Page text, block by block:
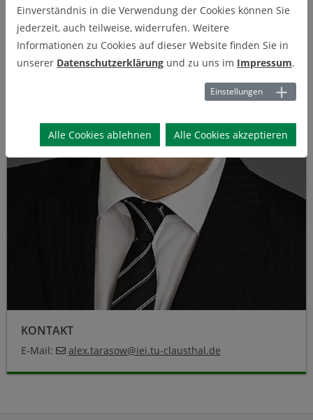
KONTAKT
E-Mail: alex.tarasow@iei.tu-clausthal.de
Einverständnis in die Verwendung der Cookies können Sie
jederzeit, auch teilweise, widerrufen. Weitere
Informationen zu Cookies auf dieser Website finden Sie in
unserer Datenschutzerklärung und zu uns im Impressum.
Einstellungen
Alle Cookies ablehnen Alle Cookies akzeptieren